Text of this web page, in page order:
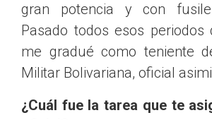
gran potencia y con
Pasado todos esos periodos
me gradué como teniente
Militar Bolivariana, oficial
¿Cuál fue la tarea que te